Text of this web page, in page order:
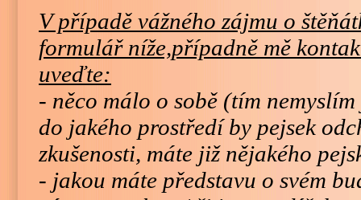
V případě vážného zájmu o
formulář níže,případně mě
uveďte:
- něco málo o sobě (tím
do jakého prostředí by pejsek
zkušenosti, máte již nějakého
- jakou máte představu o svém